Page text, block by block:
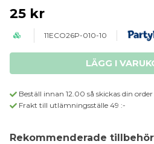
25 kr
11ECO26P-010-10
LÄGG I
Beställ innan 12.00 så skickas din
Frakt till utlämningsställe 49 :-
Rekommenderade tillbehör